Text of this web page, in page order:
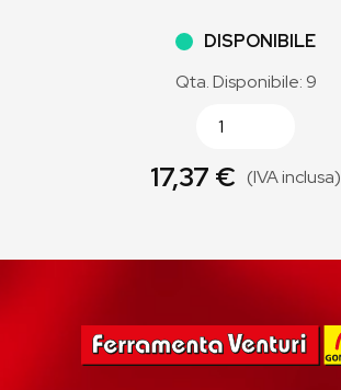
DISPONIBILE
Qta. Disponibile: 9
17,37 € (IVA inclusa)